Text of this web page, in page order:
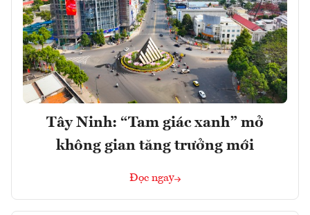
Tây Ninh: “Tam giác xanh” mở
không gian tăng trưởng mới
Đọc ngay